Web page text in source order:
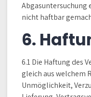
Abgasuntersuchung
nicht haftbar
6.
6.1 Die Haftung des
gleich aus welchem
Unmöglichkeit,